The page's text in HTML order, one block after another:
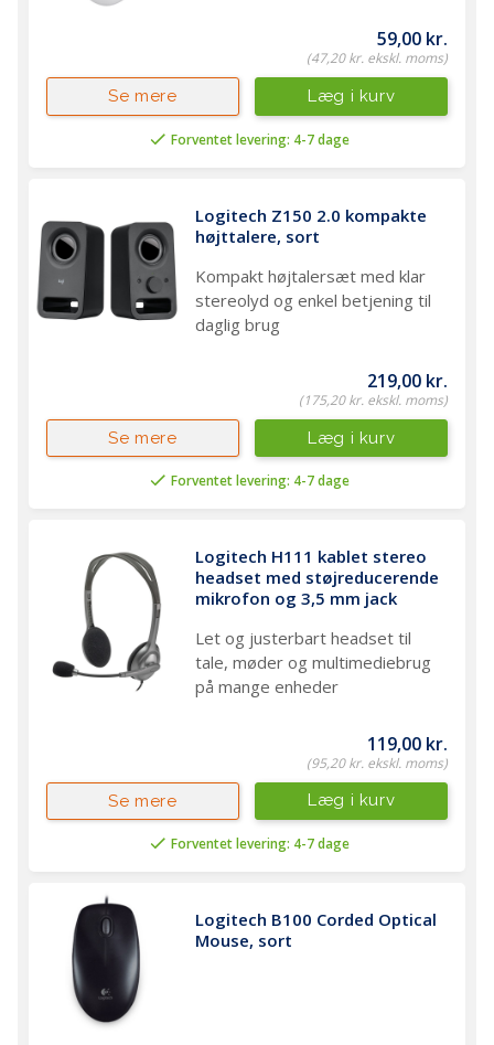
59,00 kr.
(47,20 kr. ekskl. moms)
Forventet levering: 4-7 dage
Læg i kurv
Se mere
Logitech Z150 2.0 kompakte
højttalere, sort
Kompakt højtalersæt med klar
stereolyd og enkel betjening til
daglig brug
219,00 kr.
(175,20 kr. ekskl. moms)
Forventet levering: 4-7 dage
Læg i kurv
Se mere
Logitech H111 kablet stereo
headset med støjreducerende
mikrofon og 3,5 mm jack
Let og justerbart headset til
tale, møder og multimediebrug
på mange enheder
119,00 kr.
(95,20 kr. ekskl. moms)
Forventet levering: 4-7 dage
Læg i kurv
Se mere
Logitech B100 Corded Optical
Mouse, sort